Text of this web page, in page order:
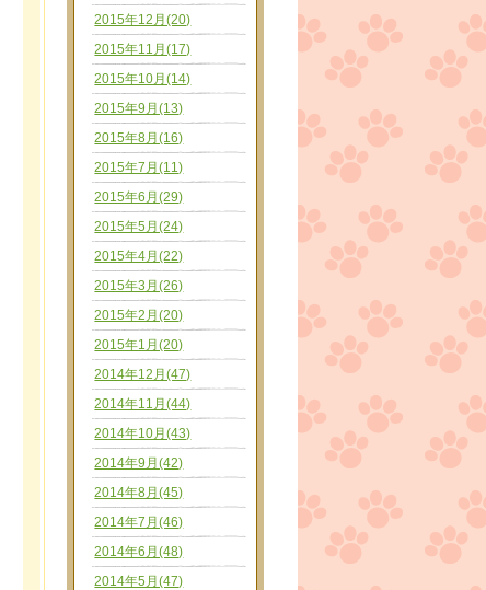
2015年12月(20)
2015年11月(17)
2015年10月(14)
2015年9月(13)
2015年8月(16)
2015年7月(11)
2015年6月(29)
2015年5月(24)
2015年4月(22)
2015年3月(26)
2015年2月(20)
2015年1月(20)
2014年12月(47)
2014年11月(44)
2014年10月(43)
2014年9月(42)
2014年8月(45)
2014年7月(46)
2014年6月(48)
2014年5月(47)